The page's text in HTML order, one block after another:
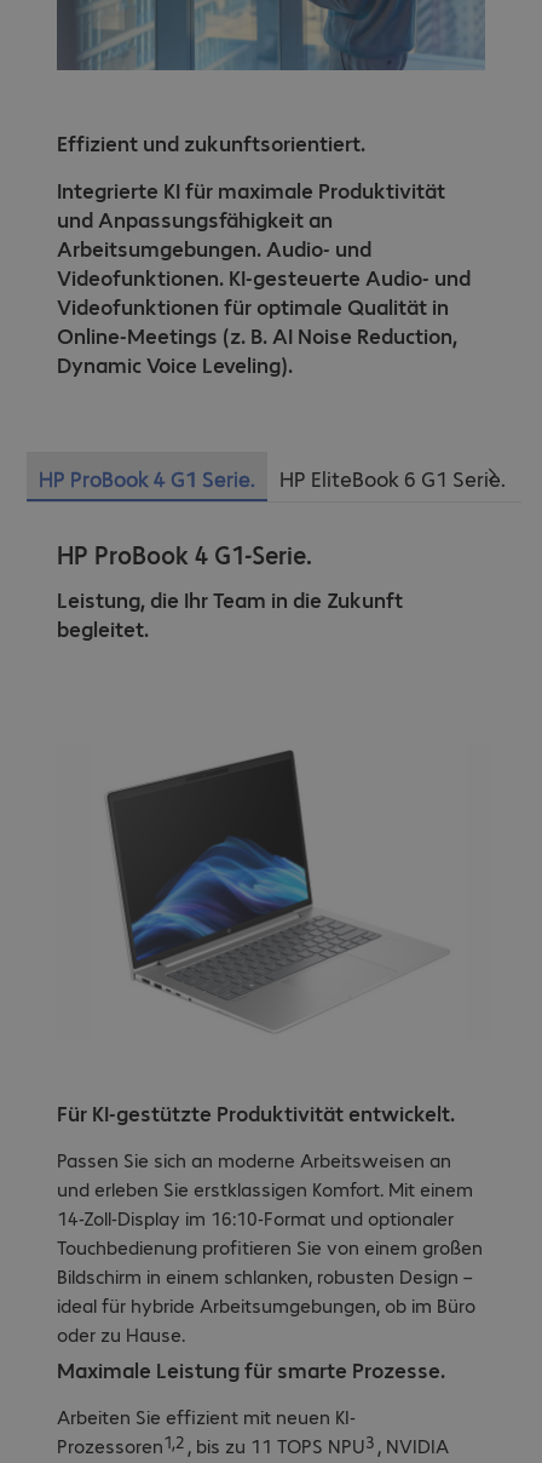
Effizient und zukunftsorientiert.
Integrierte KI für maximale Produktivität
und Anpassungsfähigkeit an
Arbeitsumgebungen. Audio- und
Videofunktionen. KI-gesteuerte Audio- und
Videofunktionen für optimale Qualität in
Online-Meetings (z. B. AI Noise Reduction,
Dynamic Voice Leveling).
HP ProBook 4 G1 Serie. HP EliteBook 6 G1 Serie.
HP ProBook 4 G1-Serie.
Leistung, die Ihr Team in die Zukunft
begleitet.
Für KI-gestützte Produktivität entwickelt.
Passen Sie sich an moderne Arbeitsweisen an
und erleben Sie erstklassigen Komfort. Mit einem
14-Zoll-Display im 16:10-Format und optionaler
Touchbedienung profitieren Sie von einem großen
Bildschirm in einem schlanken, robusten Design –
ideal für hybride Arbeitsumgebungen, ob im Büro
oder zu Hause.
Maximale Leistung für smarte Prozesse.
Arbeiten Sie effizient mit neuen KI-
Prozessoren1,2 , bis zu 11 TOPS NPU3 , NVIDIA